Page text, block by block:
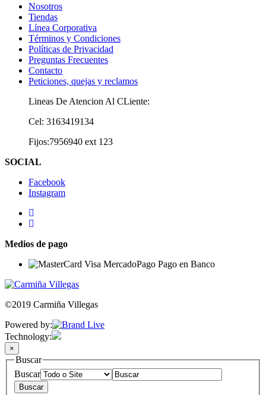
Nosotros
Tiendas
Línea Corporativa
Términos y Condiciones
Políticas de Privacidad
Preguntas Frecuentes
Contacto
Peticiones, quejas y reclamos
Lineas De Atencion Al CLiente:
Cel: 3163419134
Fijos:7956940 ext 123
SOCIAL
Facebook
Instagram
Medios de pago
©2019 Carmiña Villegas
Powered by:
Technology:
×
Buscar
Buscar